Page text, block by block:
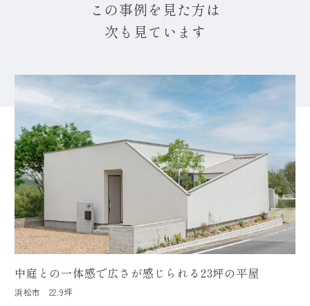
この事例を見た方は
次も見ています
中庭との一体感で広さが感じられる23坪の平屋
浜松市
22.9坪